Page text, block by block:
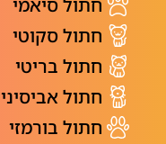
חתול סקוטי
חתול בריטי
חתול אביסיני
חתול בורמזי